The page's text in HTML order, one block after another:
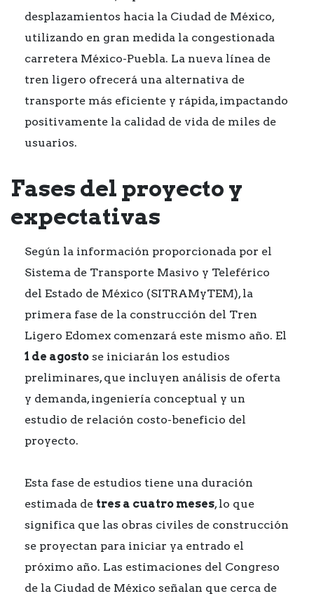
desplazamientos hacia la Ciudad de México,
utilizando en gran medida la congestionada
carretera México-Puebla. La nueva línea de
tren ligero ofrecerá una alternativa de
transporte más eficiente y rápida, impactando
positivamente la calidad de vida de miles de
usuarios.
Fases del proyecto y
expectativas
Según la información proporcionada por el
Sistema de Transporte Masivo y Teleférico
del Estado de México (SITRAMyTEM), la
primera fase de la construcción del Tren
Ligero Edomex comenzará este mismo año. El
1 de agosto se iniciarán los estudios
preliminares, que incluyen análisis de oferta
y demanda, ingeniería conceptual y un
estudio de relación costo-beneficio del
proyecto.
Esta fase de estudios tiene una duración
estimada de tres a cuatro meses, lo que
significa que las obras civiles de construcción
se proyectan para iniciar ya entrado el
próximo año. Las estimaciones del Congreso
de la Ciudad de México señalan que cerca de